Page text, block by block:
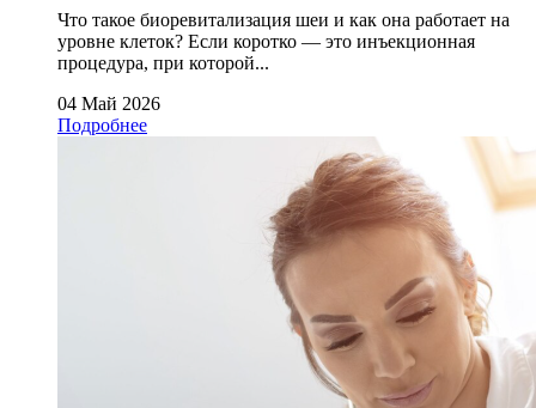
Что такое биоревитализация шеи и как она работает на
уровне клеток? Если коротко — это инъекционная
процедура, при которой...
04 Май 2026
Подробнее